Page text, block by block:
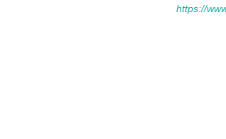
https://